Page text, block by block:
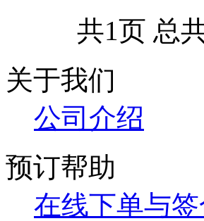
共1页 总
关于我们
公司介绍
预订帮助
在线下单与